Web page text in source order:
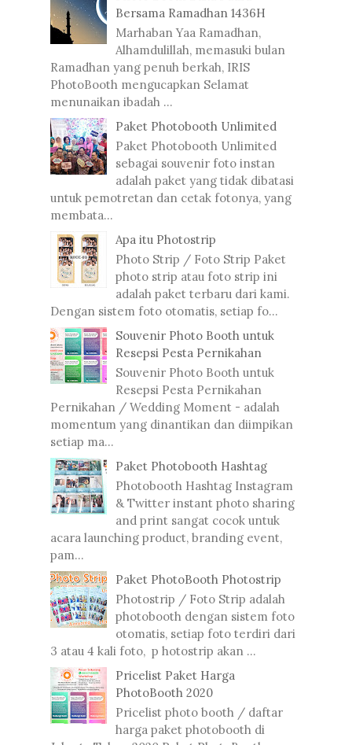
Bersama Ramadhan 1436H
Marhaban Yaa Ramadhan,
Alhamdulillah, memasuki bulan
Ramadhan yang penuh berkah, IRIS
PhotoBooth mengucapkan Selamat
menunaikan ibadah ...
Paket Photobooth Unlimited
Paket Photobooth Unlimited
sebagai souvenir foto instan
adalah paket yang tidak dibatasi
untuk pemotretan dan cetak fotonya, yang
membata...
Apa itu Photostrip
Photo Strip / Foto Strip Paket
photo strip atau foto strip ini
adalah paket terbaru dari kami.
Dengan sistem foto otomatis, setiap fo...
Souvenir Photo Booth untuk
Resepsi Pesta Pernikahan
Souvenir Photo Booth untuk
Resepsi Pesta Pernikahan
Pernikahan / Wedding Moment - adalah
momentum yang dinantikan dan diimpikan
setiap ma...
Paket Photobooth Hashtag
Photobooth Hashtag Instagram
& Twitter instant photo sharing
and print sangat cocok untuk
acara launching product, branding event,
pam...
Paket PhotoBooth Photostrip
Photostrip / Foto Strip adalah
photobooth dengan sistem foto
otomatis, setiap foto terdiri dari
3 atau 4 kali foto, p hotostrip akan ...
Pricelist Paket Harga
PhotoBooth 2020
Pricelist photo booth / daftar
harga paket photobooth di